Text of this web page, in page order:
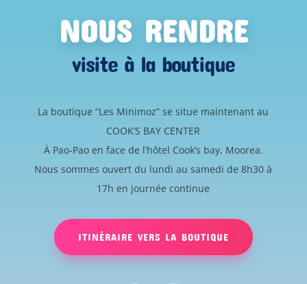
NOUS RENDRE
visite à la boutique
La boutique “Les Minimoz” se situe maintenant au
COOK’S BAY CENTER
À Pao-Pao en face de l’hôtel Cook’s bay, Moorea.
Nous sommes ouvert du lundi au samedi de 8h30 à
17h en journée continue
ITINÉRAIRE VERS LA BOUTIQUE